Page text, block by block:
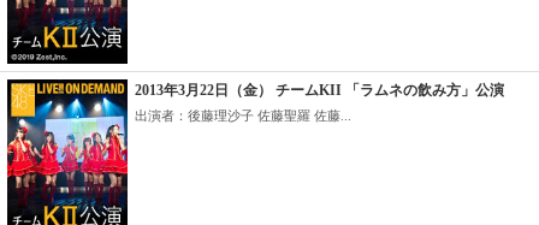
2013年3月22日（金） チームKII 「ラムネの飲み方」公演
出演者：後藤理沙子 佐藤聖羅 佐藤...